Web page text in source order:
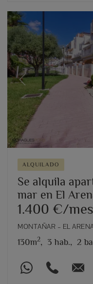
Previous
ALQUILADO
Se alquila
mar en El
1.400 €/mes
MONTAÑAR – EL
130m2, 3 hab., 2